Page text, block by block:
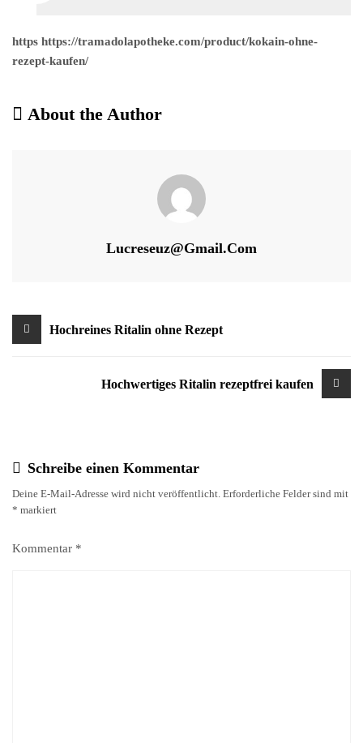
https https://tramadolapotheke.com/product/kokain-ohne-
rezept-kaufen/
About the Author
Lucreseuz@gmail.com
Beitragsnavigation
Hochreines Ritalin ohne Rezept
Hochwertiges Ritalin rezeptfrei kaufen
Schreibe einen Kommentar
Deine E-Mail-Adresse wird nicht veröffentlicht. Erforderliche Felder sind mit
* markiert
Kommentar *